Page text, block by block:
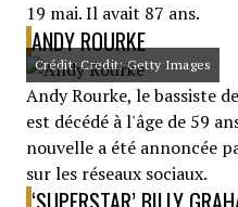
19 mai. Il avait 87 ans.
ANDY ROURKE
Crédit: Credit: Getty Images
Andy Rourke, le bassiste
est décédé à l'âge de 59
nouvelle a été annoncée
sur les réseaux sociaux.